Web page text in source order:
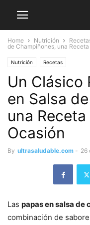
Home Nutrición
de Champiñones, una
Nutrición Recetas
Un Clásico
en Salsa
una
Ocasión
By ultrasaludable.com - 26
Las papas en salsa de
combinación de